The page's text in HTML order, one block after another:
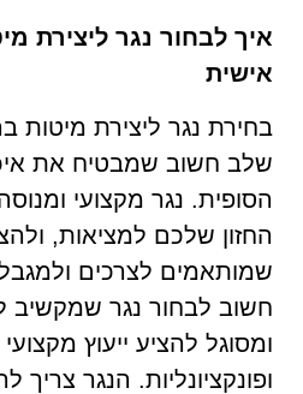
איך לבחור נגר ליצירת
אישית
בחירת נגר ליצירת מיטות
שלב חשוב שמבטיח את
הסופית. נגר מקצועי
החזון שלכם למציאות,
שמותאמים לצרכים
חשוב לבחור נגר שמקשיב
ומסוגל להציע ייעוץ
ופונקציונליות. הנגר צריך